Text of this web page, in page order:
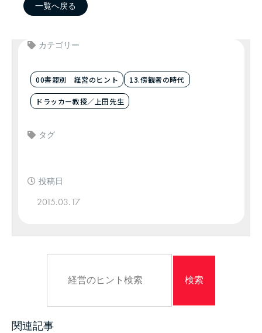
一覧へ戻る
カテゴリー
00書籍別 経営のヒント 13.傍観者の時代
ドラッカー教授／上田先生
タグ
投稿日
2015.03.17
関連記事